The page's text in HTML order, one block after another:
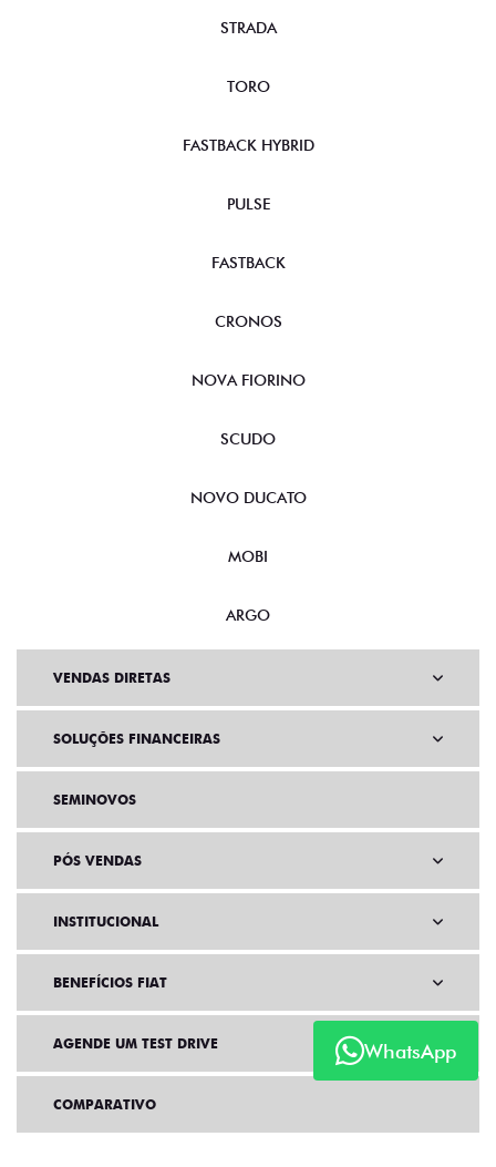
WhatsApp
STRADA
TORO
FASTBACK HYBRID
PULSE
FASTBACK
CRONOS
NOVA FIORINO
SCUDO
NOVO DUCATO
MOBI
ARGO
VENDAS DIRETAS
SOLUÇÕES FINANCEIRAS
SEMINOVOS
PÓS VENDAS
INSTITUCIONAL
BENEFÍCIOS FIAT
AGENDE UM TEST DRIVE
COMPARATIVO